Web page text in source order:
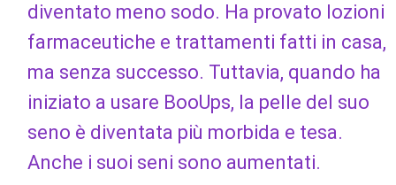
diventato meno sodo. Ha provato lozioni
farmaceutiche e trattamenti fatti in casa,
ma senza successo. Tuttavia, quando ha
iniziato a usare BooUps, la pelle del suo
seno è diventata più morbida e tesa.
Anche i suoi seni sono aumentati.